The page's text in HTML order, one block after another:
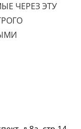
ЧЕРЕЗ ЭТУ